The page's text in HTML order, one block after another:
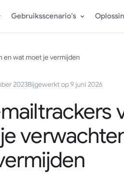
Gebruiksscenario's
en wat moet je vermijden
2023Bijgewerkt op 9 juni 2026